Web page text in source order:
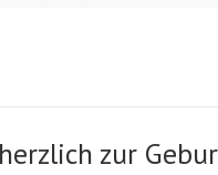
zur